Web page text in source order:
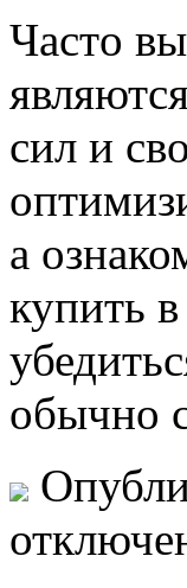
Чaстo
сил и
а
купить
обычно